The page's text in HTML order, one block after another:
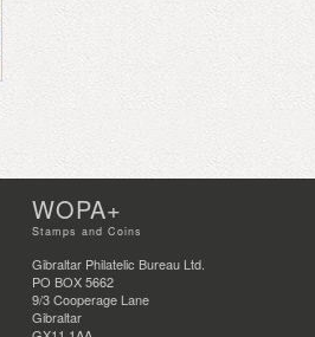
WOPA+
Stamps and Coins
Gibraltar Philatelic Bureau Ltd.
PO BOX 5662
9/3 Cooperage Lane
Gibraltar